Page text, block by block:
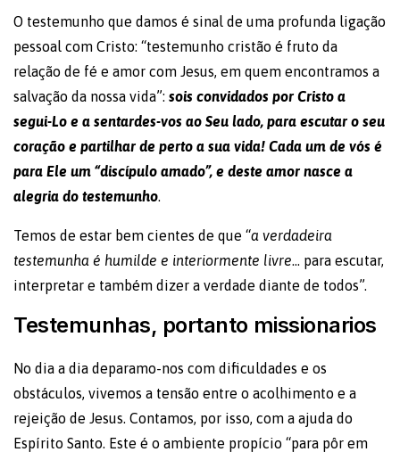
O testemunho que damos é sinal de uma profunda ligação
pessoal com Cristo: “testemunho cristão é fruto da
relação de fé e amor com Jesus, em quem encontramos a
salvação da nossa vida”: sois convidados por Cristo a
segui-Lo e a sentardes-vos ao Seu lado, para escutar o seu
coração e partilhar de perto a sua vida! Cada um de vós é
para Ele um “discípulo amado”, e deste amor nasce a
alegria do testemunho.
Temos de estar bem cientes de que “a verdadeira
testemunha é humilde e interiormente livre… para escutar,
interpretar e também dizer a verdade diante de todos”.
Testemunhas, portanto missionarios
No dia a dia deparamo-nos com dificuldades e os
obstáculos, vivemos a tensão entre o acolhimento e a
rejeição de Jesus. Contamos, por isso, com a ajuda do
Espírito Santo. Este é o ambiente propício “para pôr em